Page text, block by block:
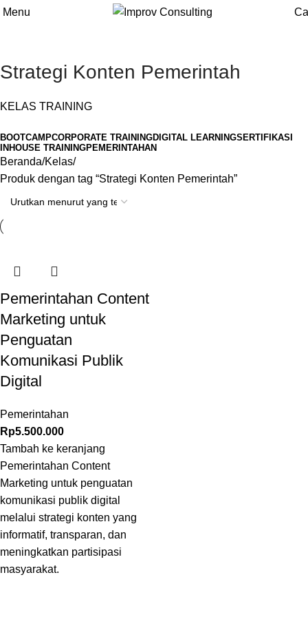
Menu
Strategi Konten Pemerintah
KELAS TRAINING
BOOTCAMPCORPORATE TRAININGDIGITAL LEARNINGSERTIFIKASI
INHOUSE TRAININGPEMERINTAHAN
Beranda Kelas
Produk dengan tag “Strategi Konten Pemerintah”
Pemerintahan Content
Marketing untuk
Penguatan
Komunikasi Publik
Digital
Pemerintahan
Rp5.500.000
Tambah ke keranjang
Pemerintahan Content
Marketing untuk penguatan
komunikasi publik digital
melalui strategi konten yang
informatif, transparan, dan
meningkatkan partisipasi
masyarakat.